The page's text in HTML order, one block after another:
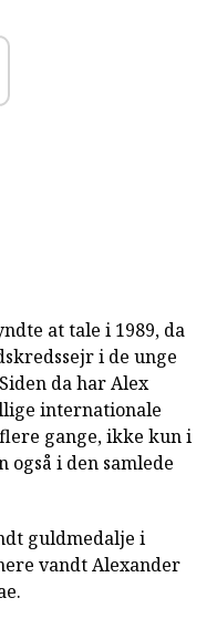
at tale i 1989, da
i de unge
da har Alex
internationale
gange, ikke kun i
også i den samlede
guldmedalje i
vandt Alexander